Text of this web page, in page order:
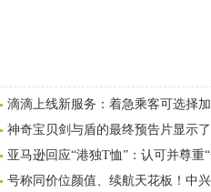
滴滴上线新服务：着急乘客可选择
神奇宝贝剑与盾的最终预告片显示
亚马逊回应“港独T恤”：认可并尊重
号称同价位颜值、续航天花板！中